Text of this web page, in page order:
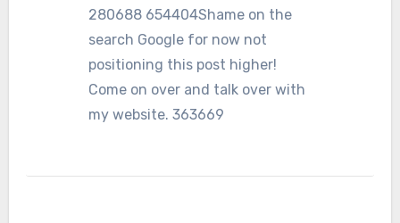
280688 654404Shame on the
search Google for now not
positioning this post higher!
Come on over and talk over with
my website. 363669